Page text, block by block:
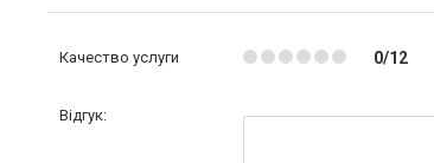
Качество услуги 0/12
Відгук: